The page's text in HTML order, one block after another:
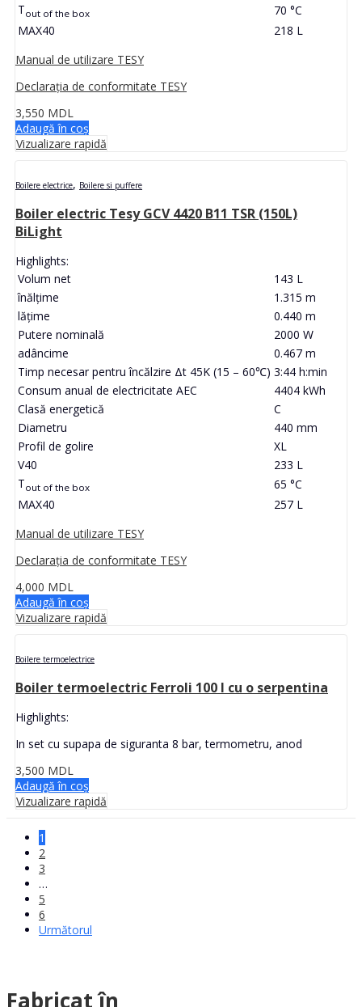
Tout of the box
70 °C
MAX40
218 L
Manual de utilizare TESY
Declarația de conformitate TESY
3,550 MDL
Adaugă în coș
Vizualizare rapidă
Boilere electrice, Boilere si puffere
Boiler electric Tesy GCV 4420 B11 TSR (150L)
BiLight
Highlights:
Volum net
143 L
înălţime
1.315 m
lăţime
0.440 m
Putere nominală
2000 W
adâncime
0.467 m
Timp necesar pentru încălzire Δt 45K (15 – 60℃) 3:44 h:min
Consum anual de electricitate AEC
4404 kWh
Clasă energetică
C
Diametru
440 mm
Profil de golire
XL
V40
233 L
Tout of the box
65 °C
MAX40
257 L
Manual de utilizare TESY
Declarația de conformitate TESY
4,000 MDL
Adaugă în coș
Vizualizare rapidă
Boilere termoelectrice
Boiler termoelectric Ferroli 100 l cu o serpentina
Highlights:
In set cu supapa de siguranta 8 bar, termometru, anod
3,500 MDL
Adaugă în coș
Vizualizare rapidă
1
2
3
…
5
6
Următorul
Fabricat în